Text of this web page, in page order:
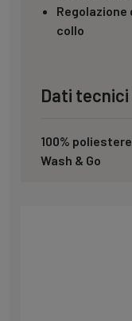
collo
Dati tecnici
100%
Wash & Go